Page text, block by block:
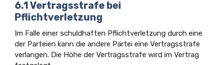
6.1 Vertragsstrafe bei
Pflichtverletzung
Im Falle einer schuldhaften Pflichtverletzung durch eine
der Parteien kann die andere Partei eine Vertragsstrafe
verlangen. Die Höhe der Vertragsstrafe wird im Vertrag